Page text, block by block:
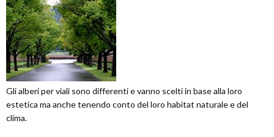
Gli alberi per viali sono differenti e vanno scelti in base alla loro
estetica ma anche tenendo conto del loro habitat naturale e del
clima.